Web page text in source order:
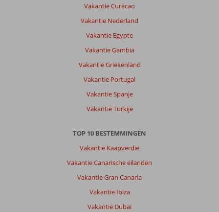
Vakantie Curacao
Vakantie Nederland
Vakantie Egypte
Vakantie Gambia
Vakantie Griekenland
Vakantie Portugal
Vakantie Spanje
Vakantie Turkije
TOP 10 BESTEMMINGEN
Vakantie Kaapverdië
Vakantie Canarische eilanden
Vakantie Gran Canaria
Vakantie Ibiza
Vakantie Dubai